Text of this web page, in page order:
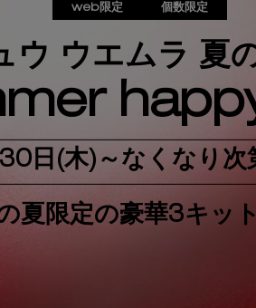
web限定 個数限定
ウ ウエムラ 夏
日(木)～なくなり次
夏限定の豪華3キッ